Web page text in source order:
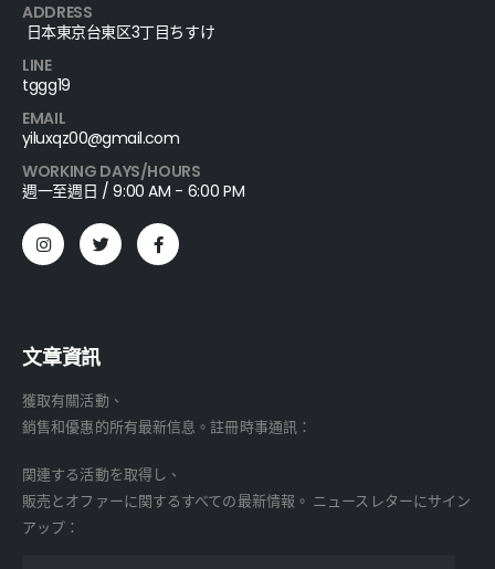
ADDRESS
日本東京台東区3丁目ちすけ
LINE
tggg19
EMAIL
yiluxqz00@gmail.com
WORKING DAYS/HOURS
週一至週日 / 9:00 AM - 6:00 PM
文章資訊
獲取有關活動、
銷售和優惠的所有最新信息。註冊時事通訊：
関連する活動を取得し、
販売とオファーに関するすべての最新情報。 ニュースレターにサイン
アップ：